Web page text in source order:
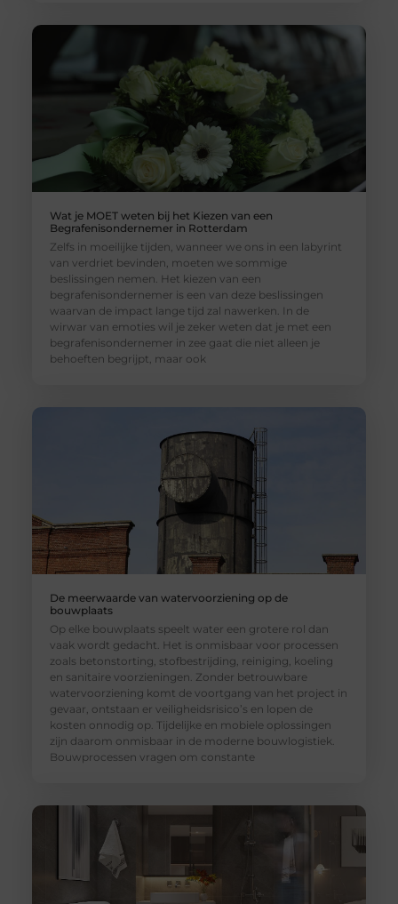
Wat je MOET weten bij het Kiezen van een
Begrafenisondernemer in Rotterdam
Zelfs in moeilijke tijden, wanneer we ons in een labyrint
van verdriet bevinden, moeten we sommige
beslissingen nemen. Het kiezen van een
begrafenisondernemer is een van deze beslissingen
waarvan de impact lange tijd zal nawerken. In de
wirwar van emoties wil je zeker weten dat je met een
begrafenisondernemer in zee gaat die niet alleen je
behoeften begrijpt, maar ook
De meerwaarde van watervoorziening op de
bouwplaats
Op elke bouwplaats speelt water een grotere rol dan
vaak wordt gedacht. Het is onmisbaar voor processen
zoals betonstorting, stofbestrijding, reiniging, koeling
en sanitaire voorzieningen. Zonder betrouwbare
watervoorziening komt de voortgang van het project in
gevaar, ontstaan er veiligheidsrisico’s en lopen de
kosten onnodig op. Tijdelijke en mobiele oplossingen
zijn daarom onmisbaar in de moderne bouwlogistiek.
Bouwprocessen vragen om constante